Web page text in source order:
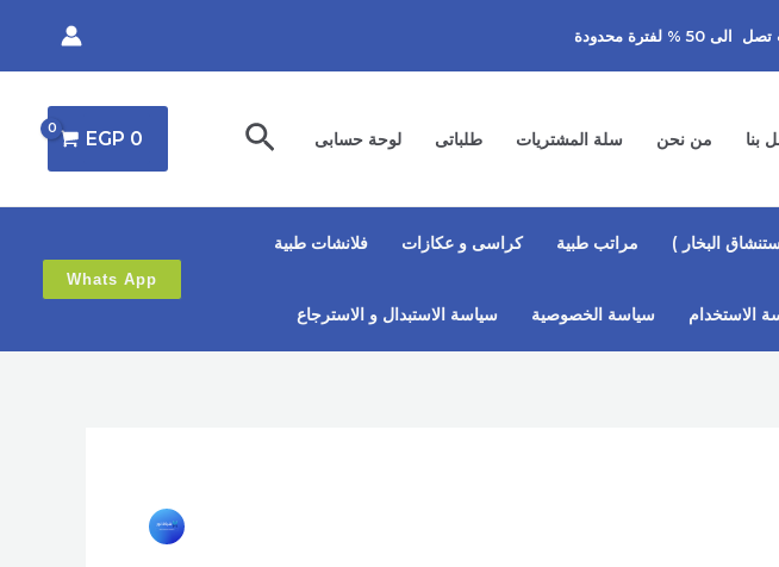
محدودة
بنا من نحن سلة المشتريات طلباتى لوحة حسابى البحث 0
EGP
البخار ) مراتب طبية كراسى و عكازات فلانشات طبية
الاستخدام سياسة الخصوصية سياسة الاستبدال و الاسترجاع
Whats App